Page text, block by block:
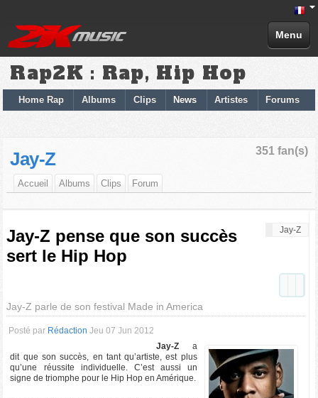
Menu
Rap2K : Rap, Hip Hop
Home Rap Albums Clips News Artistes Forums
351 fan(s)
Jay-Z
Accueil Albums Clips Forum
Jay-Z
Jay-Z pense que son succès
sert le Hip Hop
Jay-Z parle de son festival Made in America
Posté par Rédaction Jeu 07 Jun 2012
Jay-Z a
dit que son succès, en tant qu’artiste, est plus
qu’une réussite individuelle. C’est aussi un
signe de triomphe pour le Hip Hop en Amérique.